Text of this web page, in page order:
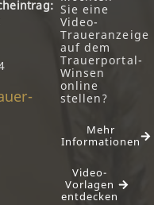
Sie eine
Video-
Traueranzeige
auf dem
Trauerportal-
Winsen
online
stellen?
Mehr
Informationen
Video-
Vorlagen
entdecken